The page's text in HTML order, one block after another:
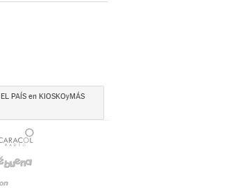
EL PAÍS en KIOSKOyMÁS